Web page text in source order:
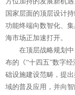
国家层面的顶层设计
功能终端向数智化、
海市场正加速打开。
在顶层战略规划
布的《“十四五”数字
础设施建设范畴，提
域的普及应用，并向